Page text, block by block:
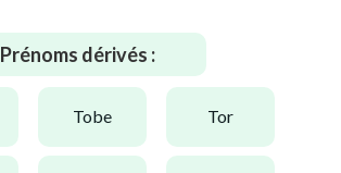
Prénoms dérivés :
tobe tor